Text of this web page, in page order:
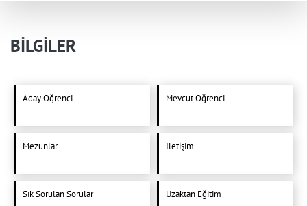
BİLGİLER
Aday Öğrenci Mevcut Öğrenci
Mezunlar İletişim
Sık Sorulan Sorular Uzaktan Eğitim